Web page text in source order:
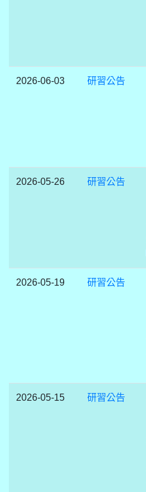
2026-06-03 研習公告
2026-05-26 研習公告
2026-05-19 研習公告
2026-05-15 研習公告